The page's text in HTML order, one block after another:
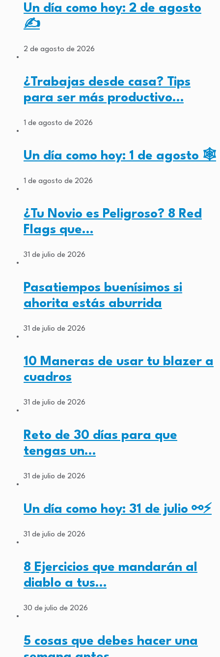
Un día como hoy: 2 de agosto
✍️
2 de agosto de 2026
¿Trabajas desde casa? Tips
para ser más productivo…
1 de agosto de 2026
Un día como hoy: 1 de agosto 🕸️
1 de agosto de 2026
¿Tu Novio es Peligroso? 8 Red
Flags que…
31 de julio de 2026
Pasatiempos buenísimos si
ahorita estás aburrida
31 de julio de 2026
10 Maneras de usar tu blazer a
cuadros
31 de julio de 2026
Reto de 30 días para que
tengas un…
31 de julio de 2026
Un día como hoy: 31 de julio ⚯⚡
31 de julio de 2026
8 Ejercicios que mandarán al
diablo a tus…
30 de julio de 2026
5 cosas que debes hacer una